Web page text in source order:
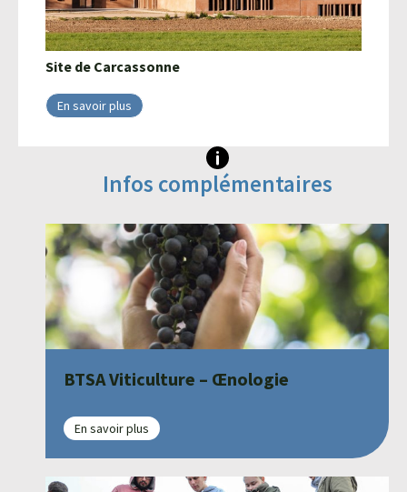
Site de Carcassonne
En savoir plus
Infos complémentaires
BTSA Viticulture – Œnologie
En savoir plus